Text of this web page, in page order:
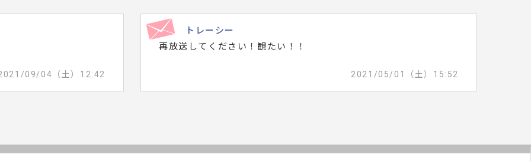
09/04（土）12:42
トレーシー
再放送してください！観たい！！
2021/05/01（土）15:52